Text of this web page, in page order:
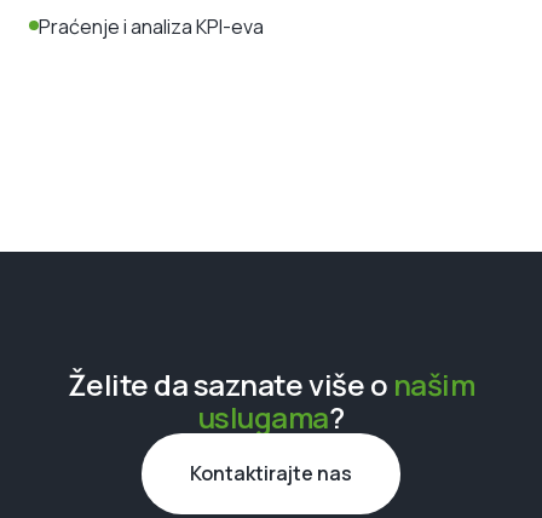
Praćenje i analiza KPI-eva
Želite da saznate više o našim
uslugama?
Kontaktirajte nas